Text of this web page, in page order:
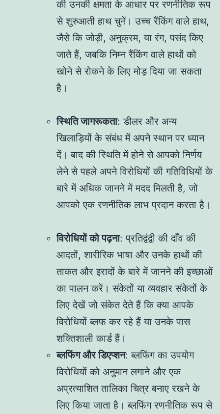
की उनकी क्षमता के आधार पर रणनीतिक रूप
से शुरुआती हाथ चुनें। उच्च रैंकिंग वाले हाथ,
जैसे कि जोड़ी, अनुक्रम, या रंग, पसंद किए
जाते हैं, जबकि निम्न रैंकिंग वाले हाथों को
खोने से रोकने के लिए मोड़ दिया जा सकता
है।
स्थिति जागरूकता: डीलर और अन्य
खिलाड़ियों के संबंध में अपने स्थान पर ध्यान
दें। बाद की स्थिति में होने से आपको निर्णय
लेने से पहले अपने विरोधियों की गतिविधियों के
बारे में अधिक जानने में मदद मिलती है, जो
आपको एक रणनीतिक लाभ प्रदान करता है।
विरोधियों को पढ़ना: प्रतिद्वंद्वी की दाँव की
आदतों, शारीरिक भाषा और उनके हाथों की
ताकत और इरादों के बारे में जानने की इच्छाओं
का पालन करें। संकेतों या व्यवहार संकेतों के
लिए देखें जो संकेत देते हैं कि क्या आपके
विरोधियों ब्लफ कर रहे हैं या उनके पास
शक्तिशाली कार्ड हैं।
ब्लफिंग और डिएप्शन: ब्लफिंग का उपयोग
विरोधियों को अनुमान लगाने और एक
अप्रत्याशित तालिका चित्र बनाए रखने के
लिए किया जाता है। ब्लफिंग रणनीतिक रूप से